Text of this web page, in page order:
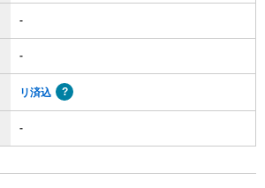
-
-
リ済込
-